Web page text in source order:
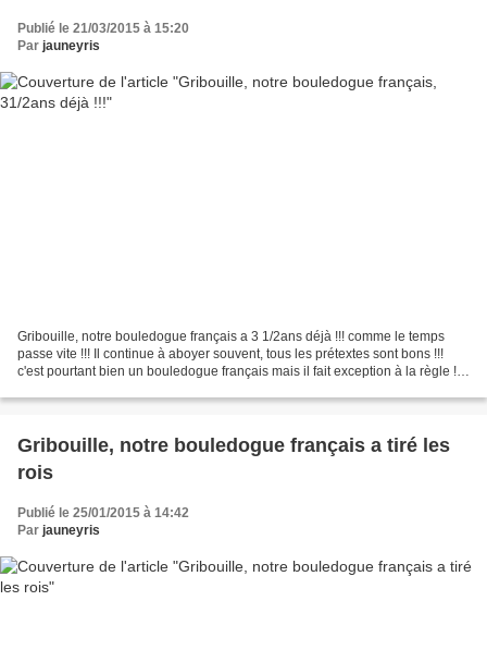
Publié le 21/03/2015 à 15:20
Par jauneyris
Gribouille, notre bouledogue français a 3 1/2ans déjà !!! comme le temps
passe vite !!! Il continue à aboyer souvent, tous les prétextes sont bons !!!
c'est pourtant bien un bouledogue français mais il fait exception à la règle !!!
Gribouille, notre bouledogue français a tiré les
rois
Publié le 25/01/2015 à 14:42
Par jauneyris